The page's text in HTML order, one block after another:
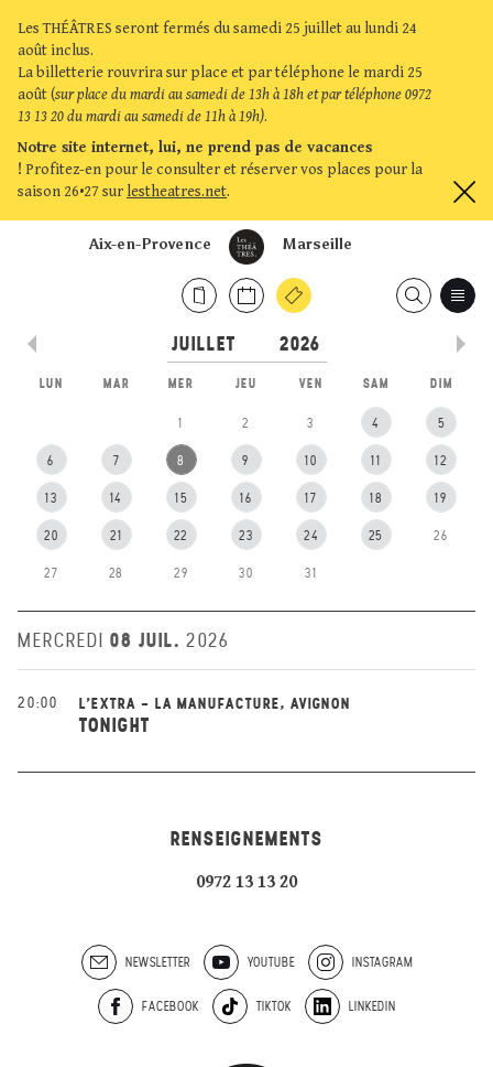
Les THÉÂTRES seront fermés du samedi 25 juillet au lundi 24
août inclus.
La billetterie rouvrira sur place et par téléphone le mardi 25
août (sur place du mardi au samedi de 13h à 18h et par téléphone 0972
13 13 20 du mardi au samedi de 11h à 19h).
Notre site internet, lui, ne prend pas de vacances
! Profitez-en pour le consulter et réserver vos places pour la
saison 26•27 sur lestheatres.net.
Marseille
Aix-en-Provence
LUN MAR MER JEU VEN SAM DIM
1 2 3 4 5
6 7 8 9 10 11 12
13 14 15 16 17 18 19
20 21 22 23 24 25 26
27 28 29 30 31
MERCREDI 08 JUIL. 2026
20:00 L'EXTRA - LA MANUFACTURE, AVIGNON
TONIGHT
RENSEIGNEMENTS
0972 13 13 20
NEWSLETTER YOUTUBE INSTAGRAM
FACEBOOK TIKTOK LINKEDIN